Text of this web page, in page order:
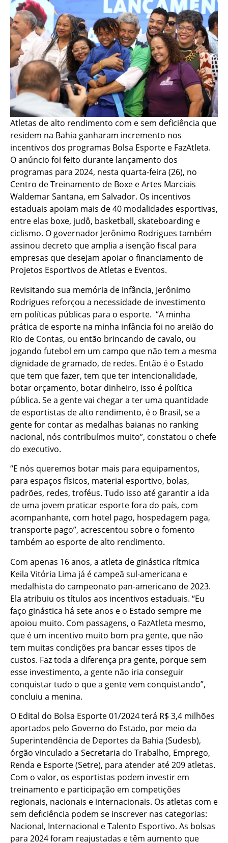
Atletas de alto rendimento com e sem deficiência que
residem na Bahia ganharam incremento nos
incentivos dos programas Bolsa Esporte e FazAtleta.
O anúncio foi feito durante lançamento dos
programas para 2024, nesta quarta-feira (26), no
Centro de Treinamento de Boxe e Artes Marciais
Waldemar Santana, em Salvador. Os incentivos
estaduais apoiam mais de 40 modalidades esportivas,
entre elas boxe, judô, basketball, skateboarding e
ciclismo. O governador Jerônimo Rodrigues também
assinou decreto que amplia a isenção fiscal para
empresas que desejam apoiar o financiamento de
Projetos Esportivos de Atletas e Eventos.
Revisitando sua memória de infância, Jerônimo
Rodrigues reforçou a necessidade de investimento
em políticas públicas para o esporte. “A minha
prática de esporte na minha infância foi no areião do
Rio de Contas, ou então brincando de cavalo, ou
jogando futebol em um campo que não tem a mesma
dignidade de gramado, de redes. Então é o Estado
que tem que fazer, tem que ter intencionalidade,
botar orçamento, botar dinheiro, isso é política
pública. Se a gente vai chegar a ter uma quantidade
de esportistas de alto rendimento, é o Brasil, se a
gente for contar as medalhas baianas no ranking
nacional, nós contribuímos muito”, constatou o chefe
do executivo.
“E nós queremos botar mais para equipamentos,
para espaços físicos, material esportivo, bolas,
padrões, redes, troféus. Tudo isso até garantir a ida
de uma jovem praticar esporte fora do país, com
acompanhante, com hotel pago, hospedagem paga,
transporte pago”, acrescentou sobre o fomento
também ao esporte de alto rendimento.
Com apenas 16 anos, a atleta de ginástica rítmica
Keila Vitória Lima já é campeã sul-americana e
medalhista do campeonato pan-americano de 2023.
Ela atribuiu os títulos aos incentivos estaduais. “Eu
faço ginástica há sete anos e o Estado sempre me
apoiou muito. Com passagens, o FazAtleta mesmo,
que é um incentivo muito bom pra gente, que não
tem muitas condições pra bancar esses tipos de
custos. Faz toda a diferença pra gente, porque sem
esse investimento, a gente não iria conseguir
conquistar tudo o que a gente vem conquistando”,
concluiu a menina.
O Edital do Bolsa Esporte 01/2024 terá R$ 3,4 milhões
aportados pelo Governo do Estado, por meio da
Superintendência de Deportes da Bahia (Sudesb),
órgão vinculado a Secretaria do Trabalho, Emprego,
Renda e Esporte (Setre), para atender até 209 atletas.
Com o valor, os esportistas podem investir em
treinamento e participação em competições
regionais, nacionais e internacionais. Os atletas com e
sem deficiência podem se inscrever nas categorias:
Nacional, Internacional e Talento Esportivo. As bolsas
para 2024 foram reajustadas e têm aumento que